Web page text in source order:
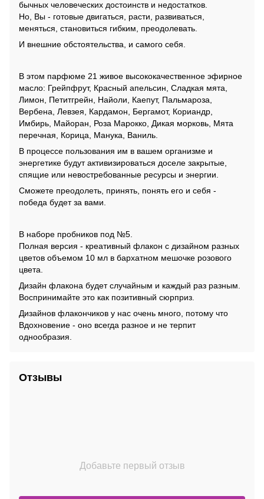
бычных человеческих достоинств и недостатков.
Но, Вы - готовые двигаться, расти, развиваться,
меняться, становиться гибким, преодолевать.
И внешние обстоятельства, и самого себя.
В этом парфюме 21 живое высококачественное эфирное
масло: Грейпфрут, Красный апельсин, Сладкая мята,
Лимон, Петитгрейн, Найоли, Каепут, Пальмароза,
Вербена, Левзея, Кардамон, Бергамот, Кориандр,
Имбирь, Майоран, Роза Марокко, Дикая морковь, Мята
перечная, Корица, Манука, Ваниль.
В процессе пользования им в вашем организме и
энергетике будут активизироваться доселе закрытые,
спящие или невостребованные ресурсы и энергии.
Сможете преодолеть, принять, понять его и себя -
победа будет за вами.
В наборе пробников под №5.
Полная версия - креативный флакон с дизайном разных
цветов объемом 10 мл в бархатном мешочке розового
цвета.
Дизайн флакона будет случайным и каждый раз разным.
Воспринимайте это как позитивный сюрприз.
Дизайнов флакончиков у нас очень много, потому что
Вдохновение - оно всегда разное и не терпит
однообразия.
Отзывы
Добавьте первый отзыв